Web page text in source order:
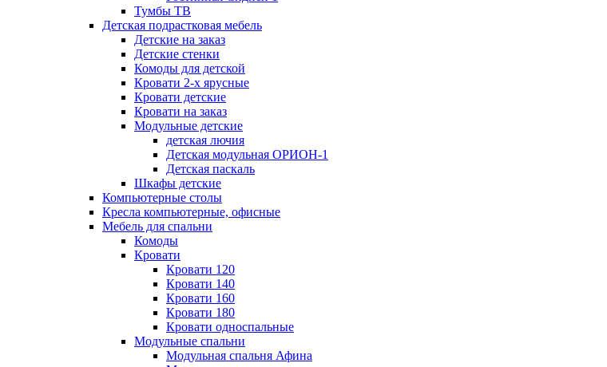
Тумбы ТВ
Детская подрастковая мебель
Детские на заказ
Детские стенки
Комоды для детской
Кровати 2-х ярусные
Кровати детские
Кровати на заказ
Модульные детские
детская лючия
Детская модульная ОРИОН-1
Детская паскаль
Шкафы детские
Компьютерные столы
Кресла компьютерные, офисные
Мебель для спальни
Комоды
Кровати
Кровати 120
Кровати 140
Кровати 160
Кровати 180
Кровати односпальные
Модульные спальни
Модульная спальня Афина